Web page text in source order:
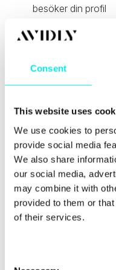
Consent
This website uses
We use cookies to
provide social media
We also share
our social media,
may combine it with
provided to them or
of their services.
besöker din profil
Tillgång till
Premium Business
vilket ger större
egna behov. Nedan
medlemsskapen,
möjligheter:
Premium Career:
Kontakta
med de 3 InMail-